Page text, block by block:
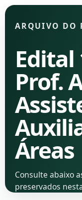
ARQUIVO DO
Edital
Prof.
Áreas
Consulte abaixo
preservados